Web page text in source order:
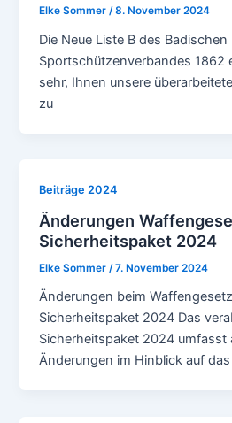
Elke Sommer/8. November 2024
Die Neue Liste B des Badischen
Sportschützenverbandes 1862
sehr, Ihnen unsere
zu
Beiträge 2024
Änderungen
Sicherheitspaket 2024
Elke Sommer /7. November 2024
Änderungen beim
Sicherheitspaket 2024 Das
Sicherheitspaket 2024 umfasst
Änderungen im Hinblick auf